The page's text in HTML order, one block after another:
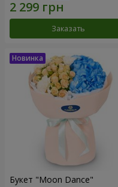
Заказать
Букет "Moon Dance"